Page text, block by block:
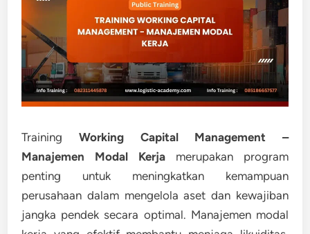
Training Working Capital Management –
Manajemen Modal Kerja merupakan program
penting untuk meningkatkan kemampuan
perusahaan dalam mengelola aset dan kewajiban
jangka pendek secara optimal. Manajemen modal